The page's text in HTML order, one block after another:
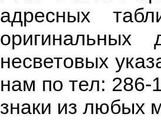
адресных
оригинальных
несветовых
нам по тел:
знаки из любых